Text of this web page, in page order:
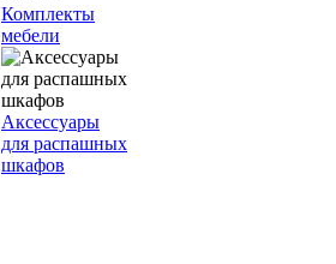
Комплекты
мебели
Аксессуары
для распашных
шкафов